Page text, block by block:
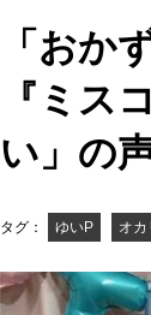
「おか
『ミス
い」の
タグ： ゆいP オカ